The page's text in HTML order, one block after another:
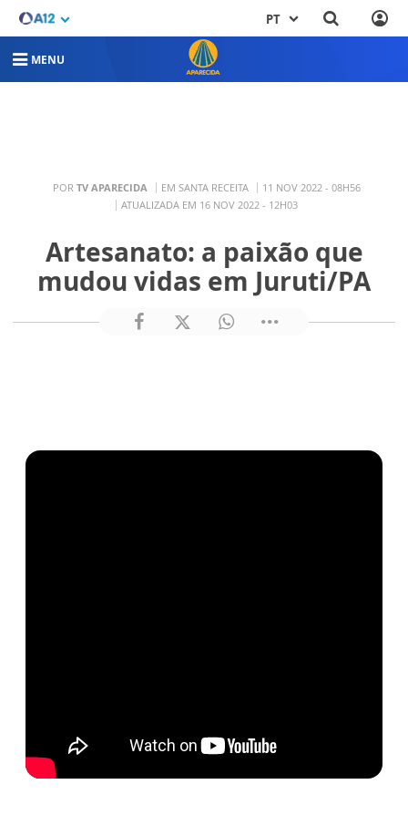
PT
MENU
POR TV APARECIDA EM SANTA RECEITA
11 NOV 2022 - 08H56
ATUALIZADA EM 16 NOV 2022 - 12H03
Artesanato: a paixão que
mudou vidas em Juruti/PA